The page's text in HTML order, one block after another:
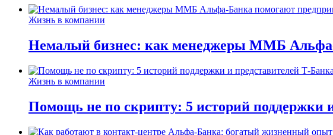
Жизнь в компании
Немалый бизнес: как менеджеры ММБ
Жизнь в компании
Помощь не по скрипту: 5 историй поддержки